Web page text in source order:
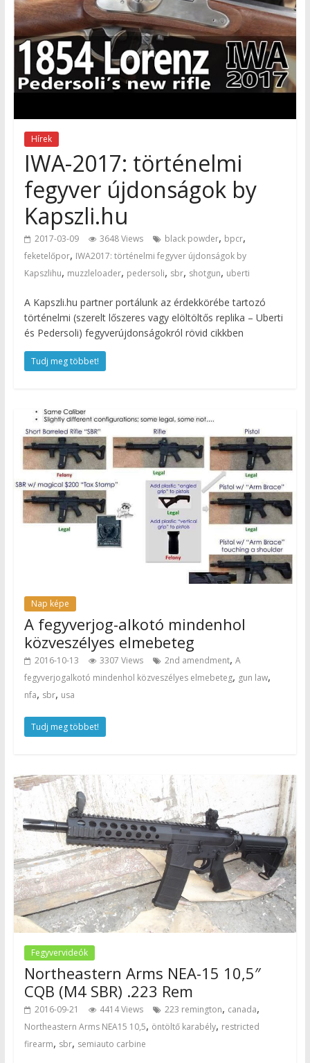
Hírek
IWA-2017: történelmi
fegyver újdonságok by
Kapszli.hu
2017-03-09 3648 Views black powder, bpcr,
feketelőpor, IWA2017: történelmi fegyver újdonságok by
Kapszlihu, muzzleloader, pedersoli, sbr, shotgun, uberti
A Kapszli.hu partner portálunk az érdekkörébe tartozó
történelmi (szerelt lőszeres vagy elöltöltős replika – Uberti
és Pedersoli) fegyverújdonságokról rövid cikkben
Tudj meg többet!
Nap képe
A fegyverjog-alkotó mindenhol
közveszélyes elmebeteg
2016-10-13 3307 Views 2nd amendment, A
fegyverjogalkotó mindenhol közveszélyes elmebeteg, gun law,
nfa, sbr, usa
Tudj meg többet!
Fegyvervideók
Northeastern Arms NEA-15 10,5″
CQB (M4 SBR) .223 Rem
2016-09-21 4414 Views 223 remington, canada,
Northeastern Arms NEA15 10,5, öntöltő karabély, restricted
firearm, sbr, semiauto carbine